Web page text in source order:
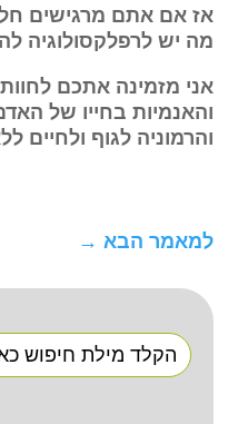
אז אם אתם מרגישים
מה יש לרפלקסולוגיה
אני מזמינה אתכם
והאנמיות בחייו של
והרמוניה לגוף ולחיים
למאמר הבא →
Search
for: